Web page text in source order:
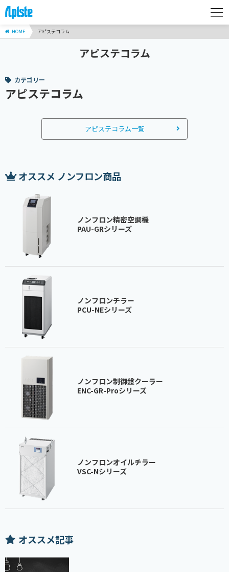
HOME アピステコラム
アピステコラム
カテゴリー
アピステコラム
アピステコラム一覧
オススメ ノンフロン商品
ノンフロン精密空調機
PAU-GRシリーズ
ノンフロンチラー
PCU-NEシリーズ
ノンフロン制御盤クーラー
ENC-GR-Proシリーズ
ノンフロンオイルチラー
VSC-Nシリーズ
オススメ記事